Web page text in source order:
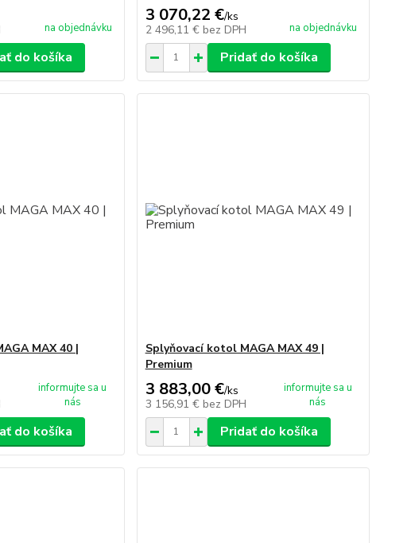
na objednávku
do košíka
3 070,22 €/ks
2 496,11 € bez DPH na objednávku
Pridať do košíka
MAX 40 |
informujte sa u
nás
do košíka
Splyňovací kotol MAGA MAX 49 |
Premium
3 883,00 €/ks
3 156,91 € bez DPH
informujte sa u
nás
Pridať do košíka